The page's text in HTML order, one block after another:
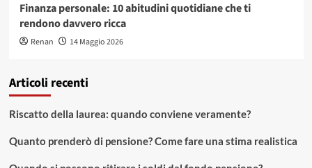
Finanza personale: 10 abitudini quotidiane che ti
rendono davvero ricca
Renan 14 Maggio 2026
Articoli recenti
Riscatto della laurea: quando conviene veramente?
Quanto prenderò di pensione? Come fare una stima realistica